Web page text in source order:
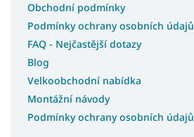
Obchodní podmínky
Podmínky ochrany osobních údajů
FAQ - Nejčastější dotazy
Blog
Velkoobchodní nabídka
Montážní návody
Podmínky ochrany osobních údajů